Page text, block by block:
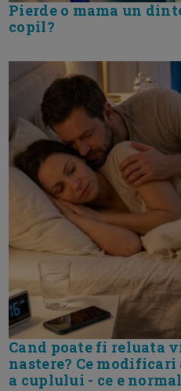
Pierde o mama un
copil?
Cand poate fi reluata
nastere? Ce
a cuplului - ce e